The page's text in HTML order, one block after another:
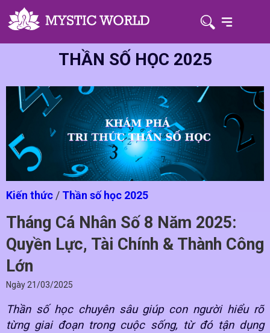
THẦN SỐ HỌC 2025
Kiến thức / Thần số học 2025
Tháng Cá Nhân Số 8 Năm 2025:
Quyền Lực, Tài Chính & Thành Công
Lớn
Ngày21/03/2025
Thần số học chuyên sâu giúp con người hiểu rõ
từng giai đoạn trong cuộc sống, từ đó tận dụng